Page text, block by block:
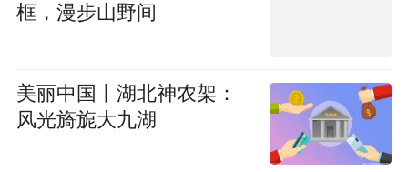
框，漫步山野间
美丽中国丨湖北神农架：
风光旖旎大九湖